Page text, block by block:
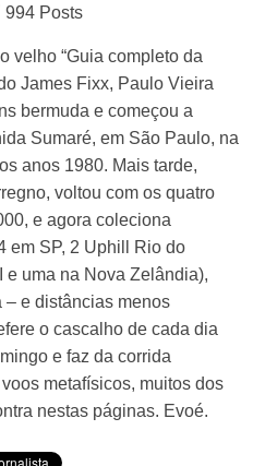
994 Posts
velho “Guia completo da
James Fixx, Paulo Vieira
bermuda e começou a
Sumaré, em São Paulo, na
anos 1980. Mais tarde,
voltou com os quatro
e agora coleciona
em SP, 2 Uphill Rio do
e uma na Nova Zelândia),
– e distâncias menos
o cascalho de cada dia
e faz da corrida
metafísicos, muitos dos
nestas páginas. Evoé.